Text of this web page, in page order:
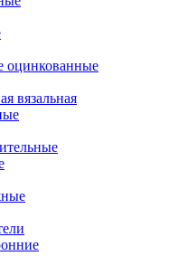
оцинкованные
вязальная